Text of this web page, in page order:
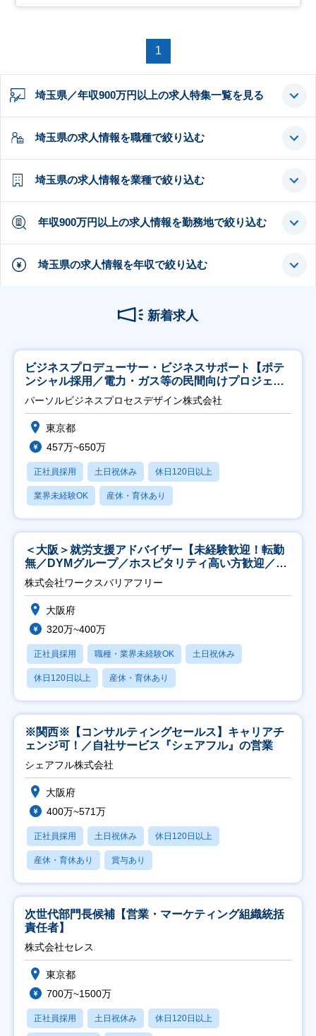
1
埼玉県／年収900万円以上の求人特集一覧を見る
埼玉県の求人情報を職種で絞り込む
埼玉県の求人情報を業種で絞り込む
年収900万円以上の求人情報を勤務地で絞り込む
埼玉県の求人情報を年収で絞り込む
新着求人
ビジネスプロデューサー・ビジネスサポート【ポテ
ンシャル採用／電力・ガス等の民間向けプロジェク
ト推進】
パーソルビジネスプロセスデザイン株式会社
東京都
457万~650万
正社員採用 土日祝休み 休日120日以上
業界未経験OK 産休・育休あり
＜大阪＞就労支援アドバイザー【未経験歓迎！転勤
無／DYMグループ／ホスピタリティ高い方歓迎／土
日祝】
株式会社ワークスバリアフリー
大阪府
320万~400万
正社員採用 職種・業界未経験OK 土日祝休み
休日120日以上 産休・育休あり
※関西※【コンサルティングセールス】キャリアチ
ェンジ可！／自社サービス『シェアフル』の営業
シェアフル株式会社
大阪府
400万~571万
正社員採用 土日祝休み 休日120日以上
産休・育休あり 賞与あり
次世代部門長候補【営業・マーケティング組織統括
責任者】
株式会社セレス
東京都
700万~1500万
正社員採用 土日祝休み 休日120日以上